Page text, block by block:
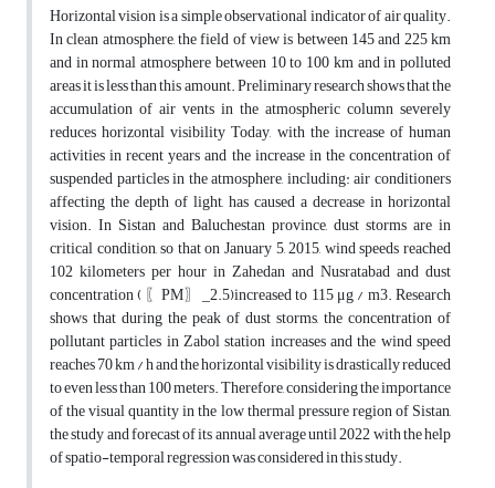
Horizontal vision is a simple observational indicator of air quality.
In clean atmosphere, the field of view is between 145 and 225 km
and in normal atmosphere between 10 to 100 km and in polluted
areas it is less than this amount. Preliminary research shows that the
accumulation of air vents in the atmospheric column severely
reduces horizontal visibility Today, with the increase of human
activities in recent years and the increase in the concentration of
suspended particles in the atmosphere, including: air conditioners
affecting the depth of light, has caused a decrease in horizontal
vision. In Sistan and Baluchestan province, dust storms are in
critical condition, so that on January 5, 2015, wind speeds reached
102 kilometers per hour in Zahedan and Nusratabad and dust
concentration (〖PM〗_2.5)increased to 115 μg / m3. Research
shows that during the peak of dust storms, the concentration of
pollutant particles in Zabol station increases and the wind speed
reaches 70 km / h and the horizontal visibility is drastically reduced
to even less than 100 meters. Therefore, considering the importance
of the visual quantity in the low thermal pressure region of Sistan,
the study and forecast of its annual average until 2022 with the help
of spatio-temporal regression was considered in this study.